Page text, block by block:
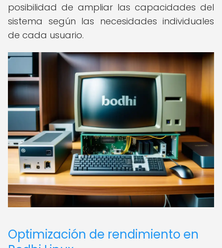
posibilidad de ampliar las capacidades del
sistema según las necesidades individuales
de cada usuario.
Optimización de rendimiento en